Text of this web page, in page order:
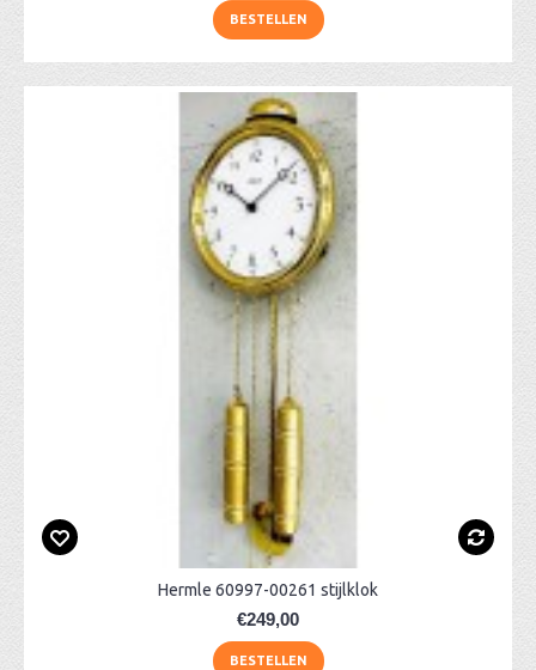
BESTELLEN
Hermle 60997-00261 stijlklok
€249,00
BESTELLEN